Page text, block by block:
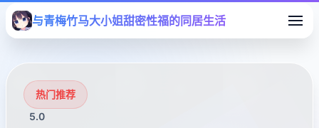
与青梅竹马大小姐甜密性福的同居生活
热门推荐
5.0